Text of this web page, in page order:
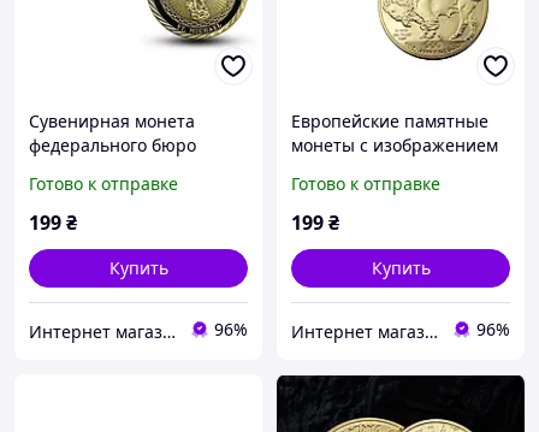
Сувенирная монета
федерального бюро
Готово к отправке
199₴
Купить
Интернет магазин GSM-V 96%
Европейские памятные
монеты с изображением
Готово к отправке
199₴
Купить
Интернет магазин GSM-V 96%